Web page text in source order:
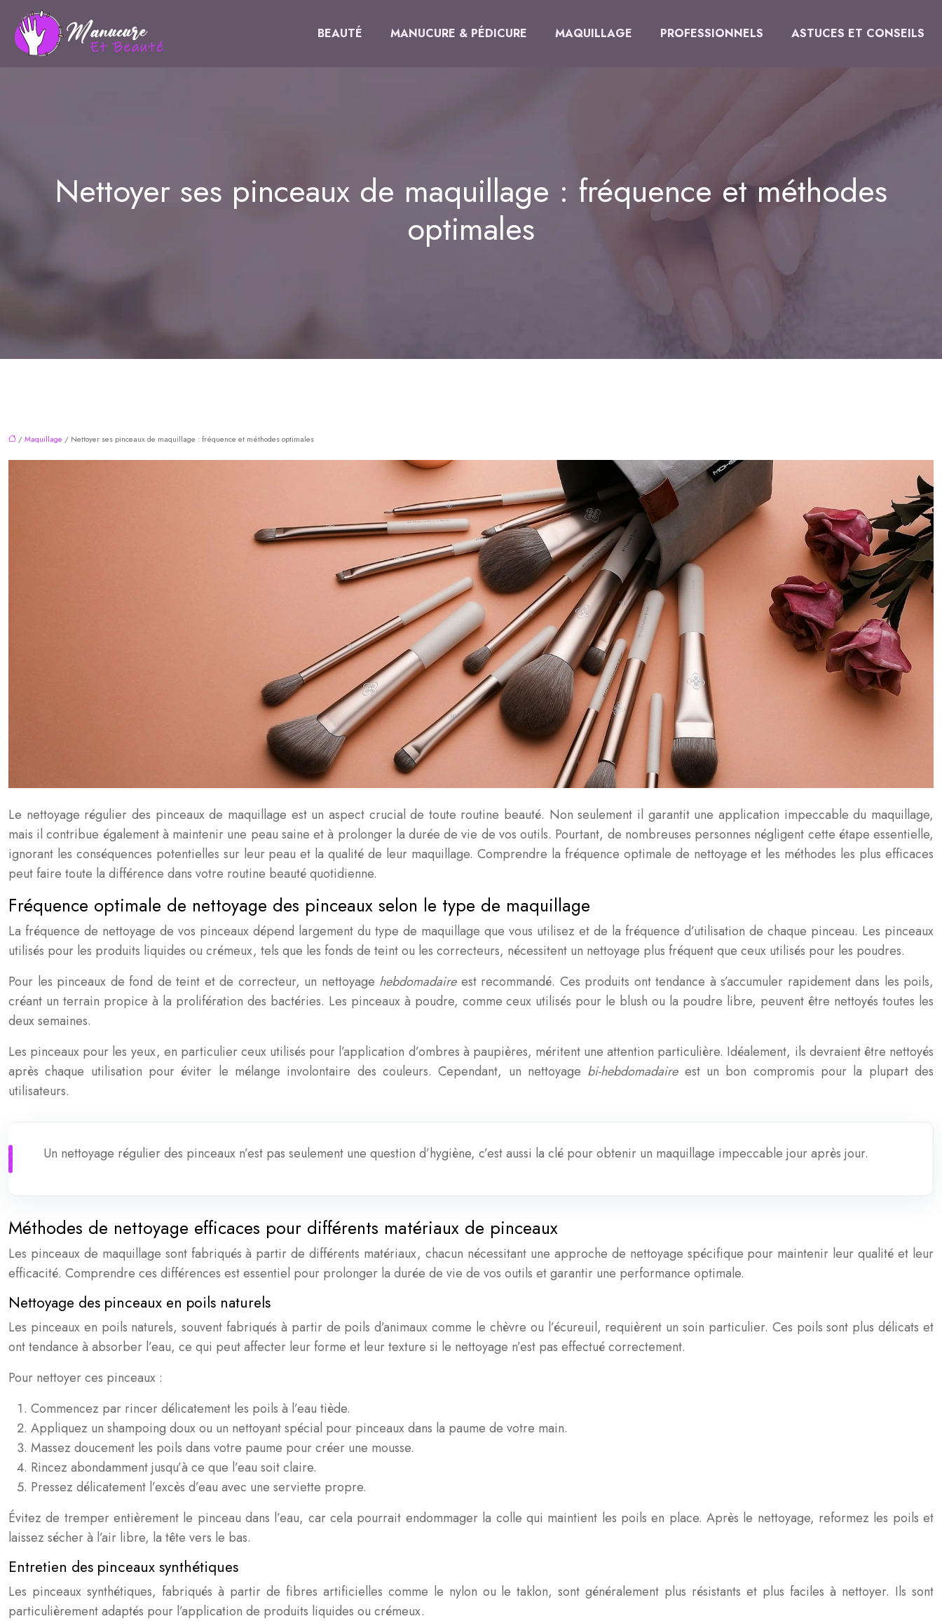
BEAUTÉ MANUCURE & PÉDICURE MAQUILLAGE PROFESSIONNELS ASTUCES ET CONSEILS
Nettoyer ses pinceaux de maquillage : fréquence et méthodes
optimales
/Maquillage / Nettoyer ses pinceaux de maquillage : fréquence et méthodes optimales
Le nettoyage régulier des pinceaux de maquillage est un aspect crucial de toute routine beauté. Non seulement il garantit une application impeccable du maquillage,
mais il contribue également à maintenir une peau saine et à prolonger la durée de vie de vos outils. Pourtant, de nombreuses personnes négligent cette étape essentielle,
ignorant les conséquences potentielles sur leur peau et la qualité de leur maquillage. Comprendre la fréquence optimale de nettoyage et les méthodes les plus efficaces
peut faire toute la différence dans votre routine beauté quotidienne.
Fréquence optimale de nettoyage des pinceaux selon le type de maquillage
La fréquence de nettoyage de vos pinceaux dépend largement du type de maquillage que vous utilisez et de la fréquence d’utilisation de chaque pinceau. Les pinceaux
utilisés pour les produits liquides ou crémeux, tels que les fonds de teint ou les correcteurs, nécessitent un nettoyage plus fréquent que ceux utilisés pour les poudres.
Pour les pinceaux de fond de teint et de correcteur, un nettoyage hebdomadaireest recommandé. Ces produits ont tendance à s’accumuler rapidement dans les poils,
créant un terrain propice à la prolifération des bactéries. Les pinceaux à poudre, comme ceux utilisés pour le blush ou la poudre libre, peuvent être nettoyés toutes les
deux semaines.
Les pinceaux pour les yeux, en particulier ceux utilisés pour l’application d’ombres à paupières, méritent une attention particulière. Idéalement, ils devraient être nettoyés
après chaque utilisation pour éviter le mélange involontaire des couleurs. Cependant, un nettoyage bi-hebdomadaireest un bon compromis pour la plupart des
utilisateurs.
Un nettoyage régulier des pinceaux n’est pas seulement une question d’hygiène, c’est aussi la clé pour obtenir un maquillage impeccable jour après jour.
Méthodes de nettoyage efficaces pour différents matériaux de pinceaux
Les pinceaux de maquillage sont fabriqués à partir de différents matériaux, chacun nécessitant une approche de nettoyage spécifique pour maintenir leur qualité et leur
efficacité. Comprendre ces différences est essentiel pour prolonger la durée de vie de vos outils et garantir une performance optimale.
Nettoyage des pinceaux en poils naturels
Les pinceaux en poils naturels, souvent fabriqués à partir de poils d’animaux comme le chèvre ou l’écureuil, requièrent un soin particulier. Ces poils sont plus délicats et
ont tendance à absorber l’eau, ce qui peut affecter leur forme et leur texture si le nettoyage n’est pas effectué correctement.
Pour nettoyer ces pinceaux :
Commencez par rincer délicatement les poils à l’eau tiède.
Appliquez un shampoing doux ou un nettoyant spécial pour pinceaux dans la paume de votre main.
Massez doucement les poils dans votre paume pour créer une mousse.
Rincez abondamment jusqu’à ce que l’eau soit claire.
Pressez délicatement l’excès d’eau avec une serviette propre.
Évitez de tremper entièrement le pinceau dans l’eau, car cela pourrait endommager la colle qui maintient les poils en place. Après le nettoyage, reformez les poils et
laissez sécher à l’air libre, la tête vers le bas.
Entretien des pinceaux synthétiques
Les pinceaux synthétiques, fabriqués à partir de fibres artificielles comme le nylon ou le taklon, sont généralement plus résistants et plus faciles à nettoyer. Ils sont
particulièrement adaptés pour l’application de produits liquides ou crémeux.